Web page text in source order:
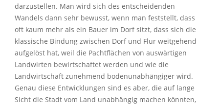
darzustellen. Man wird sich des entscheidenden
Wandels dann sehr bewusst, wenn man feststellt, dass
oft kaum mehr als ein Bauer im Dorf sitzt, dass sich die
klassische Bindung zwischen Dorf und Flur weitgehend
aufgelöst hat, weil die Pachtflächen von auswärtigen
Landwirten bewirtschaftet werden und wie die
Landwirtschaft zunehmend bodenunabhängiger wird.
Genau diese Entwicklungen sind es aber, die auf lange
Sicht die Stadt vom Land unabhängig machen könnten,